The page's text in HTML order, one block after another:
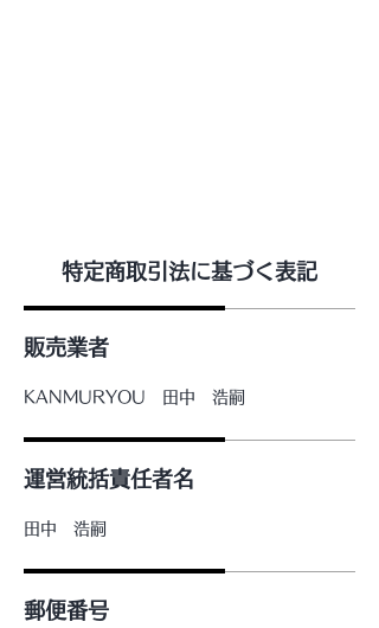
特定商取引法に基づく表記
販売業者
KANMURYOU 田中 浩嗣
運営統括責任者名
田中 浩嗣
郵便番号